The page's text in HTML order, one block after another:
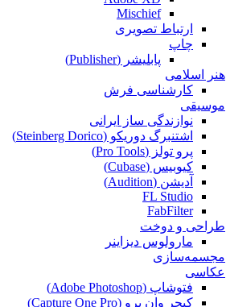
Mischief
ارتباط تصویری
چاپ
پابلیشر (Publisher)
هنر اسلامی
کارشناسی فرش
موسیقی
نوازندگی ساز ایرانی
اشتنبرگ دوریکو (Steinberg Dorico)
پرو تولز (Pro Tools)
کیوبیس (Cubase‎)
آدیشن (Audition)
FL Studio
FabFilter
طراحی و دوخت
مارولوس دیزاینر
مجسمه‌سازی‌
عکاسی
فتوشاپ (Adobe Photoshop)
کپچر وان پرو (Capture One Pro)